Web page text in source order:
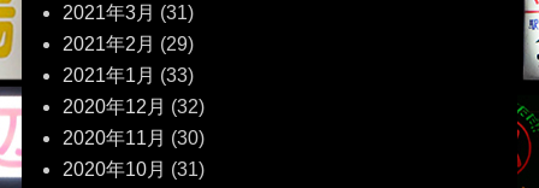
2021年3月 (31)
2021年2月 (29)
2021年1月 (33)
2020年12月 (32)
2020年11月 (30)
2020年10月 (31)